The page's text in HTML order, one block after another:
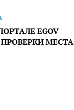
EGOV
МЕСТА